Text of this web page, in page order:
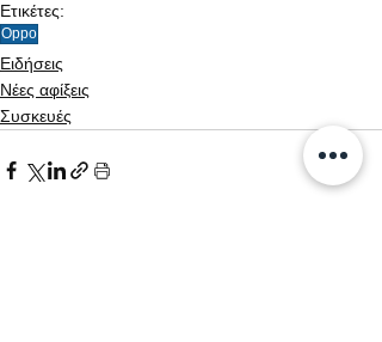
Ετικέτες:
Oppo
Ειδήσεις
Νέες αφίξεις
Συσκευές